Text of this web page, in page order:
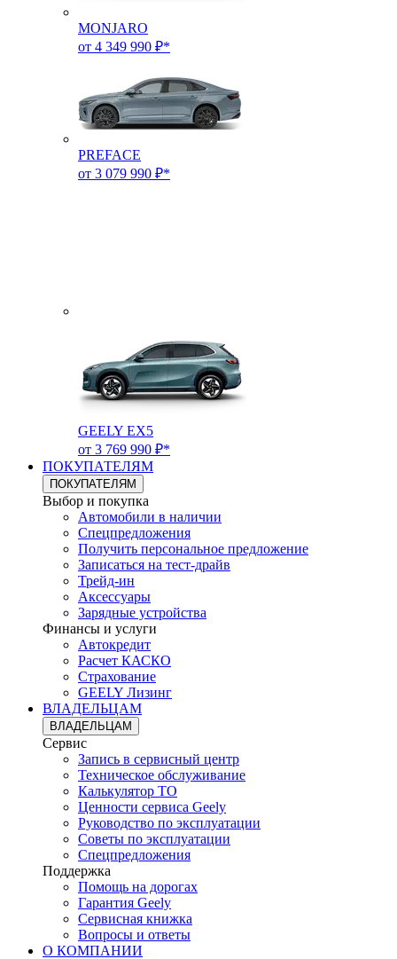
MONJARO
от 4 349 990 ₽*
PREFACE
от 3 079 990 ₽*
GEELY EX5
от 3 769 990 ₽*
ПОКУПАТЕЛЯМ
ПОКУПАТЕЛЯМ
Выбор и покупка
Автомобили в наличии
Спецпредложения
Получить персональное предложение
Записаться на тест-драйв
Трейд-ин
Аксессуары
Зарядные устройства
Финансы и услуги
Автокредит
Расчет КАСКО
Страхование
GEELY Лизинг
ВЛАДЕЛЬЦАМ
ВЛАДЕЛЬЦАМ
Сервис
Запись в сервисный центр
Техническое обслуживание
Калькулятор ТО
Ценности сервиса Geely
Руководство по эксплуатации
Советы по эксплуатации
Спецпредложения
Поддержка
Помощь на дорогах
Гарантия Geely
Сервисная книжка
Вопросы и ответы
О КОМПАНИИ